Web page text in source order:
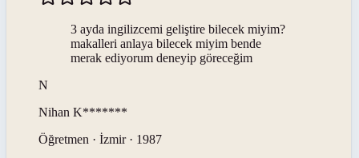
3 ayda ingilizcemi geliştire bilecek miyim?
makalleri anlaya bilecek miyim bende
merak ediyorum deneyip göreceğim
N
Nihan K*******
Öğretmen · İzmir · 1987